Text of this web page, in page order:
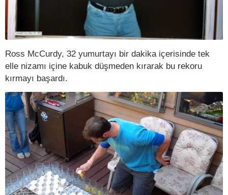
Ross McCurdy, 32 yumurtayı bir dakika içerisinde tek
elle nizamı içine kabuk düşmeden kırarak bu rekoru
kırmayı başardı.